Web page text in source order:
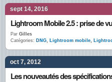
sept 14, 2016
Lightroom Mobile 2.5 : prise de
Par Gilles
Catégories: DNG, Lightroom mobile,
oct 7, 2012
Les nouveautés des